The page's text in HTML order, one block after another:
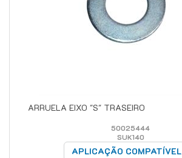
ARRUELA EIXO "S" TRASEIRO
50025444
SUK140
APLICAÇÃO COMPATÍVEL